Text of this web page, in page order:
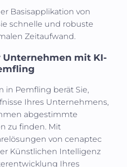
Basisapplikation von
schnelle und robuste
Zeitaufwand.
Unternehmen mit KI-
in Pemfling berät Sie,
Ihres Unternehmens,
abgestimmte
zu finden. Mit
von cenaptec
Künstlichen Intelligenz
Ihres